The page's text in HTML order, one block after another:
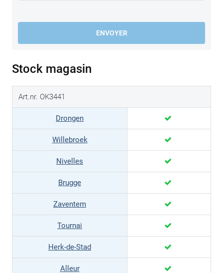
ENVOYER
Stock magasin
Art.nr. OK3441
Drongen
Willebroek
Nivelles
Brugge
Zaventem
Tournai
Herk-de-Stad
Alleur